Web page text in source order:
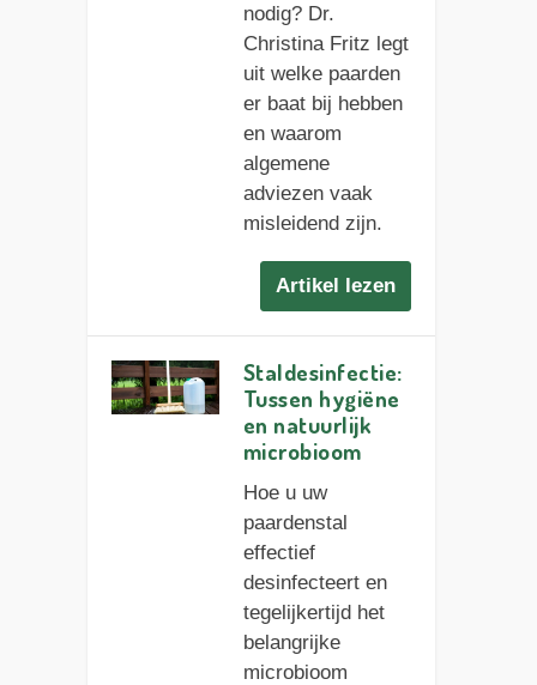
nodig? Dr.
Christina Fritz legt
uit welke paarden
er baat bij hebben
en waarom
algemene
adviezen vaak
misleidend zijn.
Artikel lezen
Staldesinfectie:
Tussen hygiëne
en natuurlijk
microbioom
Hoe u uw
paardenstal
effectief
desinfecteert en
tegelijkertijd het
belangrijke
microbioom